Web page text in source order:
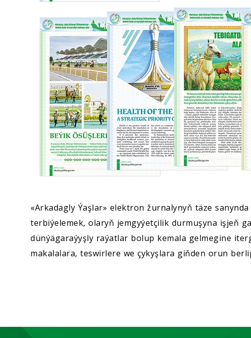
«Arkadagly Ýaşlar» elektron žurnalynyň täze
terbiýelemek, olaryň jemgyýetçilik durmuşyna işjeň
dünýägaraýyşly raýatlar bolup kemala gelmegine
makalalara, teswirlere we çykyşlara giňden orun